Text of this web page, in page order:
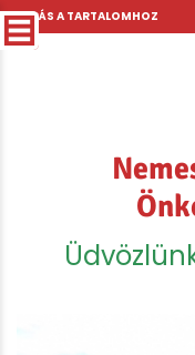
UGRÁS A TARTALOMHOZ